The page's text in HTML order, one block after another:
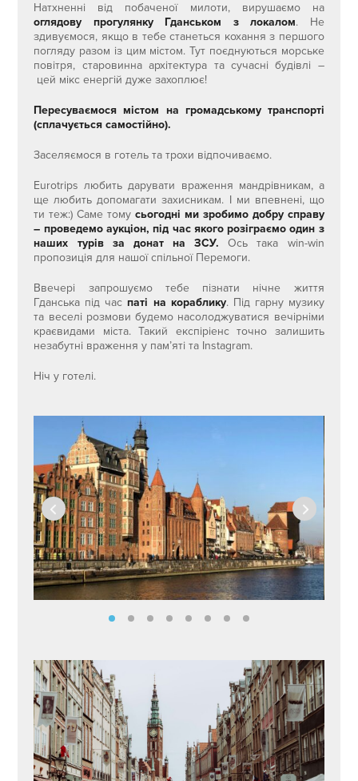
Натхненні від побаченої милоти, вирушаємо на
оглядову прогулянку Гданськом з локалом. Не
здивуємося, якщо в тебе станеться кохання з першого
погляду разом із цим містом. Тут поєднуються морське
повітря, старовинна архітектура та сучасні будівлі –
цей мікс енергій дуже захоплює!
Пересуваємося містом на громадському транспорті
(сплачується самостійно).
Заселяємося в готель та трохи відпочиваємо.
Eurotrips любить дарувати враження мандрівникам, а
ще любить допомагати захисникам. І ми впевнені, що
ти теж:) Саме тому сьогодні ми зробимо добру справу
– проведемо аукціон, під час якого розіграємо один з
наших турів за донат на ЗСУ. Ось така win-win
пропозиція для нашої спільної Перемоги.
Ввечері запрошуємо тебе пізнати нічне життя
Гданська під часпаті на кораблику. Під гарну музику
та веселі розмови будемо насолоджуватися вечірніми
краєвидами міста. Такий експіріенс точно залишить
незабутні враження у пам’яті та Instagram.
Ніч у готелі.